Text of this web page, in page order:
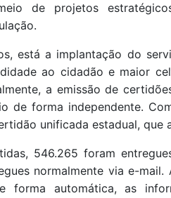
de projetos
está a implantação do
ao cidadão e maior
a emissão de
de forma independente.
unificada estadual, que
546.265 foram
normalmente via e-
forma automática, as